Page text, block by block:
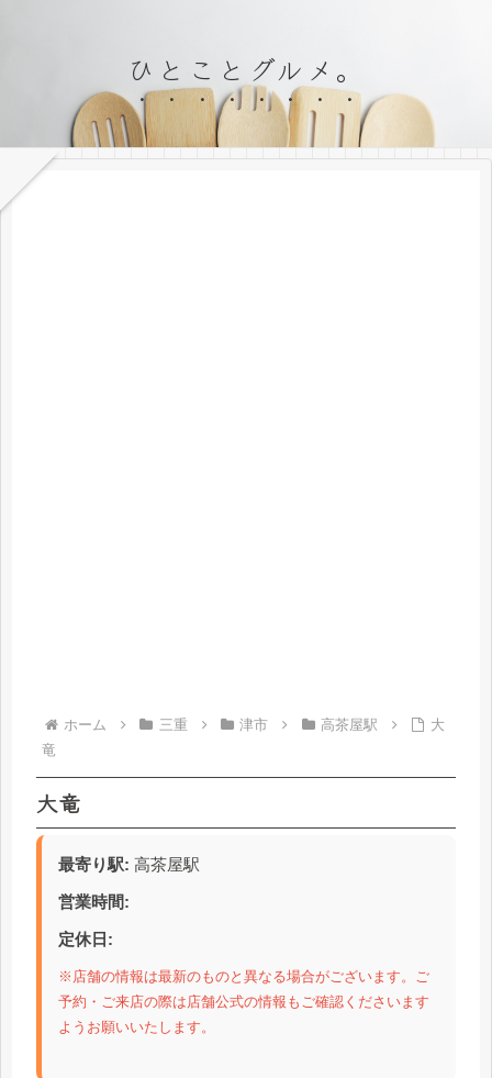
ひとことグルメ。
ホーム 三重 津市 高茶屋駅
大
竜
大竜
最寄り駅: 高茶屋駅
営業時間:
定休日:
※店舗の情報は最新のものと異なる場合がございます。ご
予約・ご来店の際は店舗公式の情報もご確認くださいます
ようお願いいたします。